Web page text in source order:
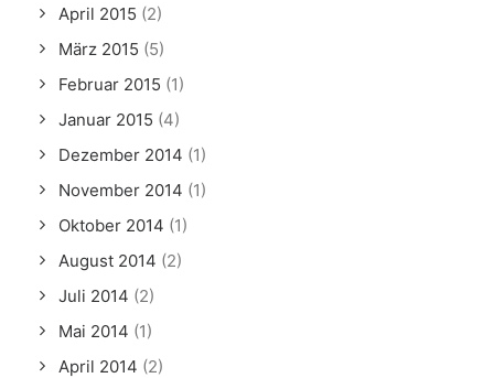
April 2015 (2)
März 2015 (5)
Februar 2015 (1)
Januar 2015 (4)
Dezember 2014 (1)
November 2014 (1)
Oktober 2014 (1)
August 2014 (2)
Juli 2014 (2)
Mai 2014 (1)
April 2014 (2)